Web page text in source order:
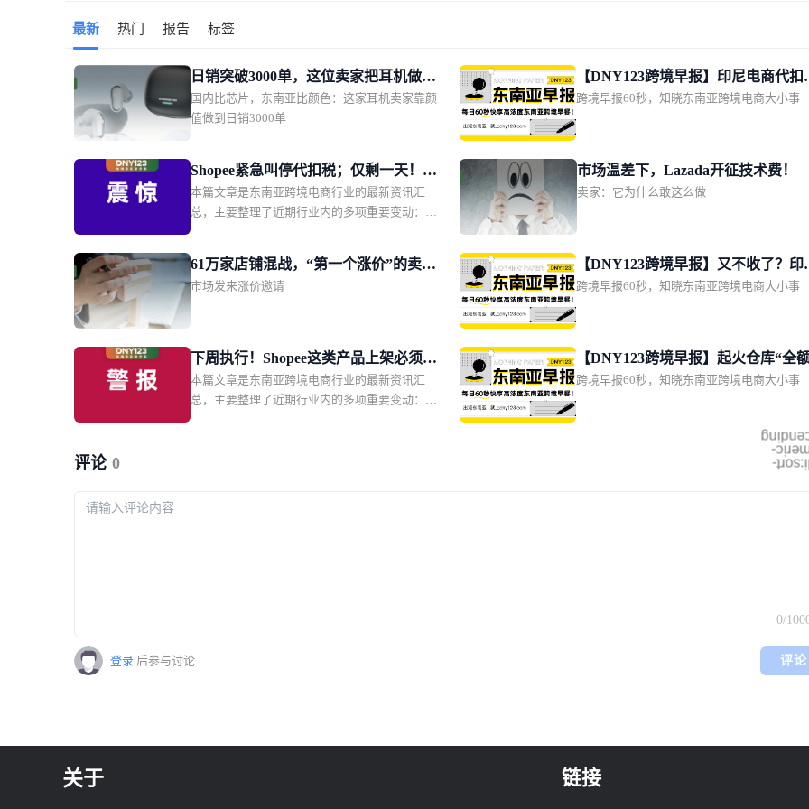
最新 热门 报告 标签
日销突破3000单，这位卖家把耳机做成
了东南亚年轻人的时尚单品
国内比芯片，东南亚比颜色：这家耳机卖家靠颜
值做到日销3000单
【DNY123跨境早报】印尼电商代扣
改期11月1日；TikTok Shop推动印尼
跨境早报60秒，知晓东南亚跨境电商大小事
Shopee紧急叫停代扣税；仅剩一天！两
大平台被点名全面下架这款产品；
Shopee新增两大硬核权益
本篇文章是东南亚跨境电商行业的最新资讯汇
总，主要整理了近期行业内的多项重要变动：包
税；Shopee 越南站点升级商城、优选及优选 + 店
铺权益；越南监管部门要求 Shopee、Lazada 两
获两批申报不实的走私烟花爆竹等区域监管动态
市场温差下，Lazada开征技术费！
卖家：它为什么敢这么做
61万家店铺混战，“第一个涨价”的卖家
瓜分万亿蛋糕
市场发来涨价邀请
【DNY123跨境早报】又不收了？印
再次推迟电商代扣税；泰国电商规模
跨境早报60秒，知晓东南亚跨境电商大小事
下周执行！Shopee这类产品上架必须双
证；Lazada突增禁运品类；越南强制卖
家主播实名认证
本篇文章是东南亚跨境电商行业的最新资讯汇
总，主要整理了近期行业内的多项重要变动：包
【DNY123跨境早报】起火仓库“全
保”！物流企业硬气回应；马尼拉拦截
跨境早报60秒，知晓东南亚跨境电商大小事
评论 0
0/
登录 后参与讨论 评论
关于 链接